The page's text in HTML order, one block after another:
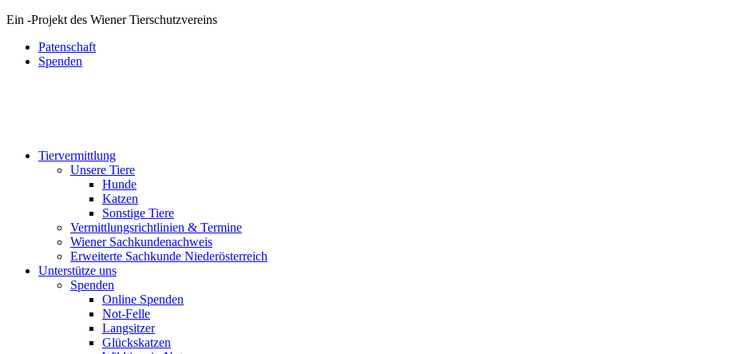
Ein -Projekt des Wiener Tierschutzvereins
Patenschaft
Spenden
Tiervermittlung
Unsere Tiere
Hunde
Katzen
Sonstige Tiere
Vermittlungsrichtlinien & Termine
Wiener Sachkundenachweis
Erweiterte Sachkunde Niederösterreich
Unterstütze uns
Spenden
Online Spenden
Not-Felle
Langsitzer
Glückskatzen